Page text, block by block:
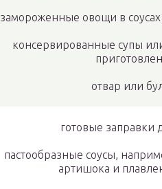
замороженные овощи в
консервированные супы
отвар или
готовые заправки
пастообразные соусы,
артишока и